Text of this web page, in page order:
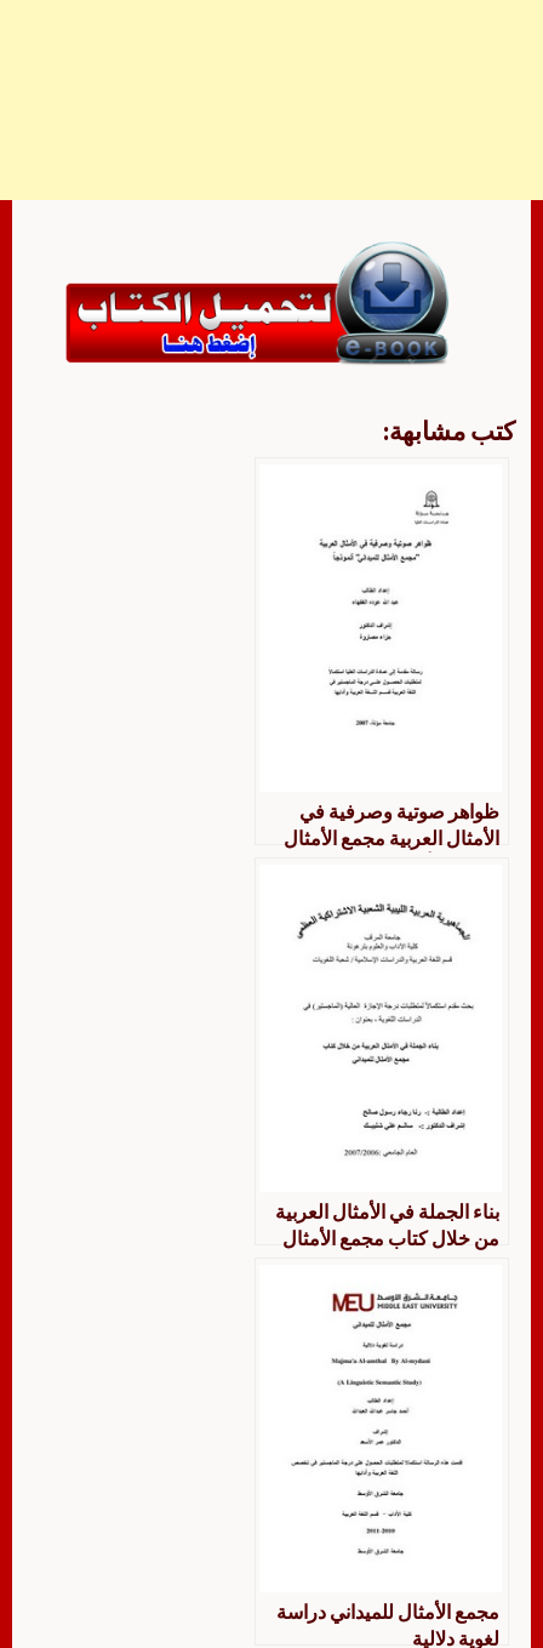
كتب مشابهة:
ظواهر صوتية وصرفية في
الأمثال العربية مجمع الأمثال
بناء الجملة في الأمثال العربية
من خلال كتاب مجمع الأمثال
مجمع الأمثال للميداني دراسة
لغوية دلالية